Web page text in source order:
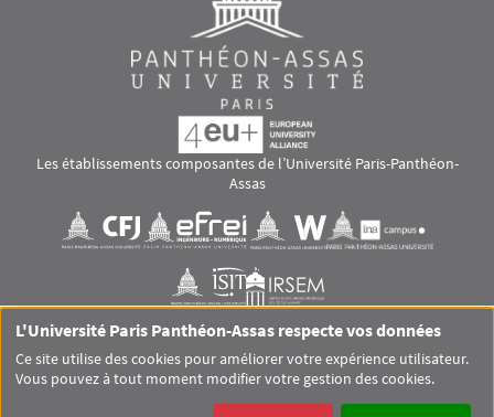
Les établissements composantes de l’Université Paris-Panthéon-
Assas
Visuel svgVisuel svg Visuel svgVisuel svg
Visuel svgVisuel svg
RS footer
GLOSSAIRE MENTIONS LÉGALES
L'Université Paris Panthéon-Assas respecte vos données
Ce site utilise des cookies pour améliorer votre expérience utilisateur.
Vous pouvez à tout moment modifier votre gestion des cookies.